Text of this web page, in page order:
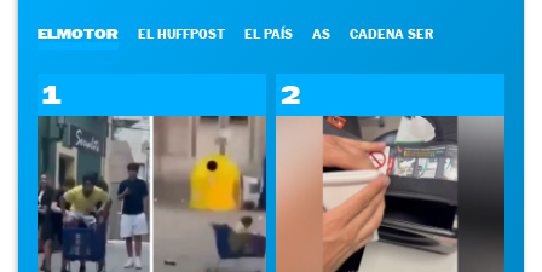
ELMOTOR EL HUFFPOST EL PAÍS AS CADENA SER
1 2